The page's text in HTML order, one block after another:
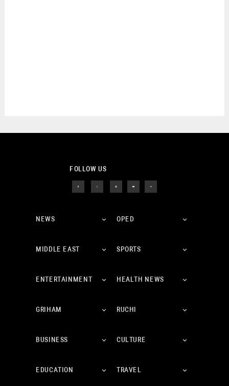
FOLLOW US
NEWS OPED
MIDDLE EAST SPORTS
ENTERTAINMENT HEALTH NEWS
GRIHAM RUCHI
BUSINESS CULTURE
EDUCATION TRAVEL